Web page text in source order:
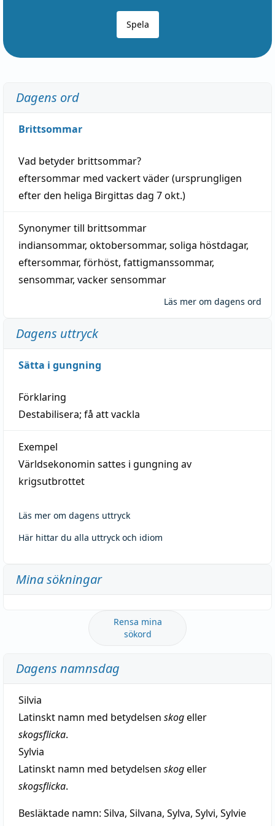
Spela
Dagens ord
Brittsommar
Vad betyder brittsommar?
eftersommar med vackertväder(ursprungligen
efter den heliga Birgittas dag 7 okt.)
Synonymer till brittsommar
indiansommar, oktobersommar, soliga höstdagar,
eftersommar, förhöst, fattigmanssommar,
sensommar, vacker sensommar
Läs mer om dagens ord
Dagens uttryck
Sätta i gungning
Förklaring
Destabilisera; få att vackla
Exempel
Världsekonomin sattes i gungning av
krigsutbrottet
Läs mer om dagens uttryck
Här hittar du alla uttryck och idiom
Mina sökningar
Rensa mina
sökord
Dagens namnsdag
Silvia
Latinskt namn med betydelsen skogeller
skogsflicka.
Sylvia
Latinskt namn med betydelsen skogeller
skogsflicka.
Besläktade namn: Silva, Silvana, Sylva, Sylvi, Sylvie